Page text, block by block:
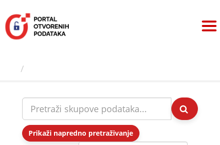
sadržaj
Prikaži napredno pretraživanje